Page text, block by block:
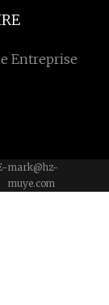
STK Tape Entreprise
mark@hz-
muye.com